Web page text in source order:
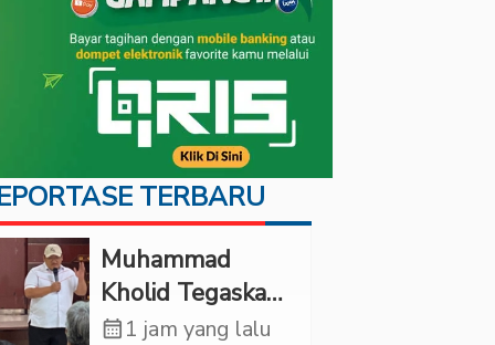
TERBARU
Muhammad
Kholid Tegaskan
Propaganda
calendar_month1 jam yang lalu